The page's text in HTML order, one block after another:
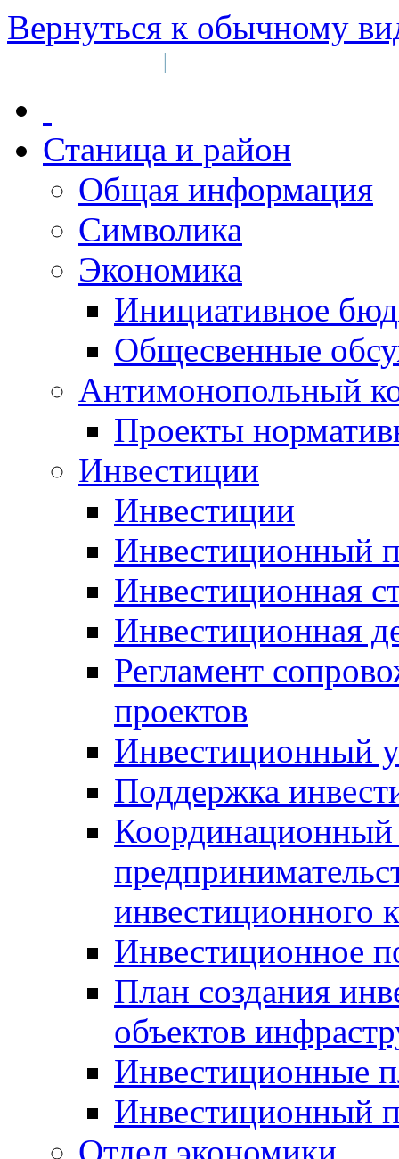
Вернуться к обычному
|
Станица и район
Общая информация
Символика
Экономика
Инициативное
Общесвенные
Антимонопольный
Проекты
Инвестиции
Инвестиции
Инвестиционный
Инвестиционная
Инвестиционная
Регламент
проектов
Инвестиционный
Поддержка
Координационный
инвестиционного
Инвестиционное
План создания
объектов
Инвестиционные
Инвестиционный